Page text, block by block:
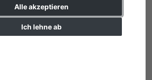
Alle akzeptieren
Ich lehne ab